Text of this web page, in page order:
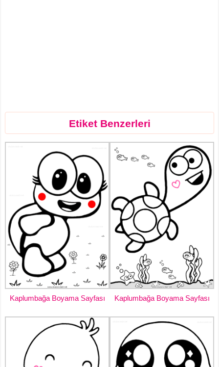
Etiket Benzerleri
Kaplumbağa Boyama Sayfası Kaplumbağa Boyama Sayfası